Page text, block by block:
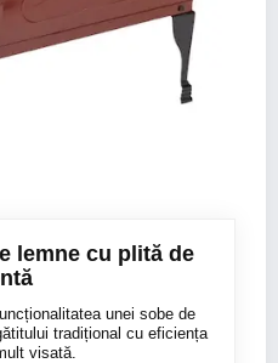
lemne cu plită de
unei sobe de
tradițional cu eficiența
visată.